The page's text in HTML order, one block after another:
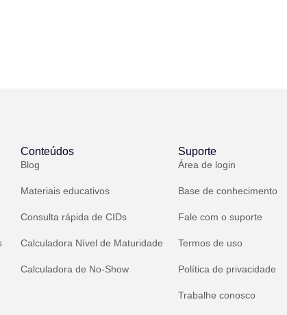
Conteúdos
Blog
Materiais educativos
Consulta rápida de CIDs
Calculadora Nível de Maturidade
Calculadora de No-Show
Suporte
Área de login
Base de conhecimento
Fale com o suporte
Termos de uso
Política de privacidade
Trabalhe conosco